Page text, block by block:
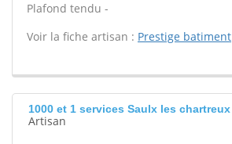
Plafond tendu -
Voir la fiche artisan : Prestige batiment
1000 et 1 services Saulx les chartreux
Artisan